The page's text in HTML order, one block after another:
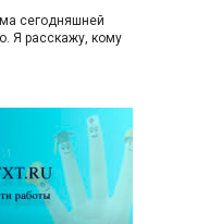
сегодняшней
Я расскажу, кому